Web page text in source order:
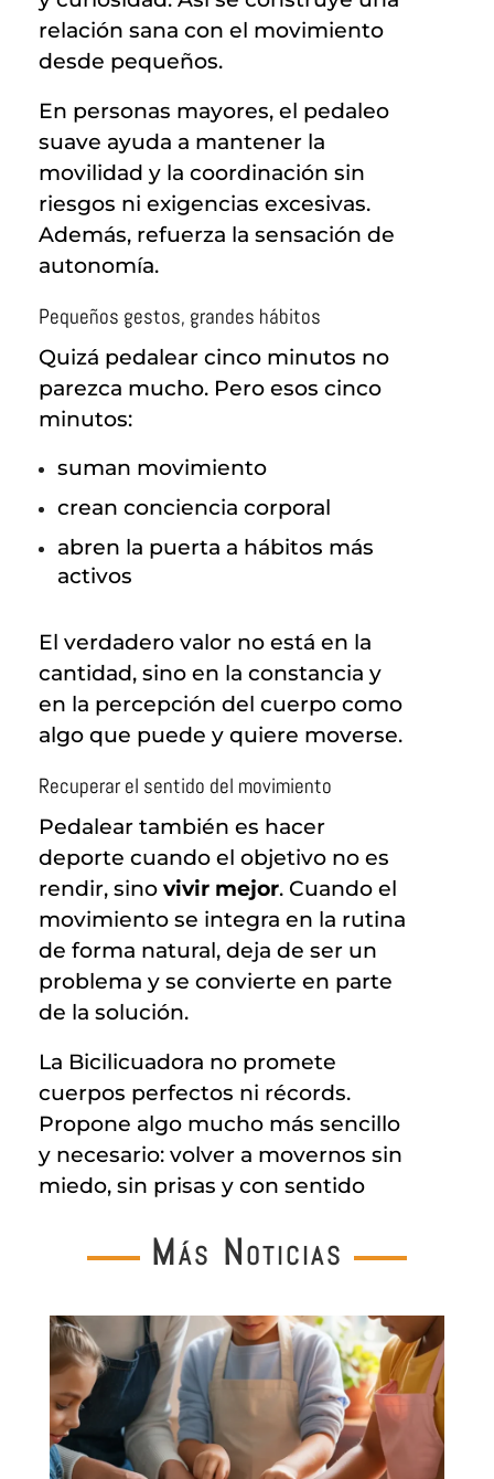
relación sana con el movimiento
desde pequeños.
En personas mayores, el pedaleo
suave ayuda a mantener la
movilidad y la coordinación sin
riesgos ni exigencias excesivas.
Además, refuerza la sensación de
autonomía.
Pequeños gestos, grandes hábitos
Quizá pedalear cinco minutos no
parezca mucho. Pero esos cinco
minutos:
suman movimiento
crean conciencia corporal
abren la puerta a hábitos más
activos
El verdadero valor no está en la
cantidad, sino en la constancia y
en la percepción del cuerpo como
algo que puede y quiere moverse.
Recuperar el sentido del movimiento
Pedalear también es hacer
deporte cuando el objetivo no es
rendir, sino vivir mejor. Cuando el
movimiento se integra en la rutina
de forma natural, deja de ser un
problema y se convierte en parte
de la solución.
La Bicilicuadora no promete
cuerpos perfectos ni récords.
Propone algo mucho más sencillo
y necesario: volver a movernos sin
miedo, sin prisas y con sentido
Más Noticias